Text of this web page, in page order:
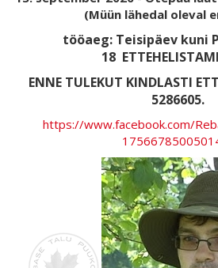
(Müün lähedal oleval
tööaeg: Teisipäev kuni
18
ENNE TULEKUT KINDLASTI
5286605.
https://www.facebook.com/